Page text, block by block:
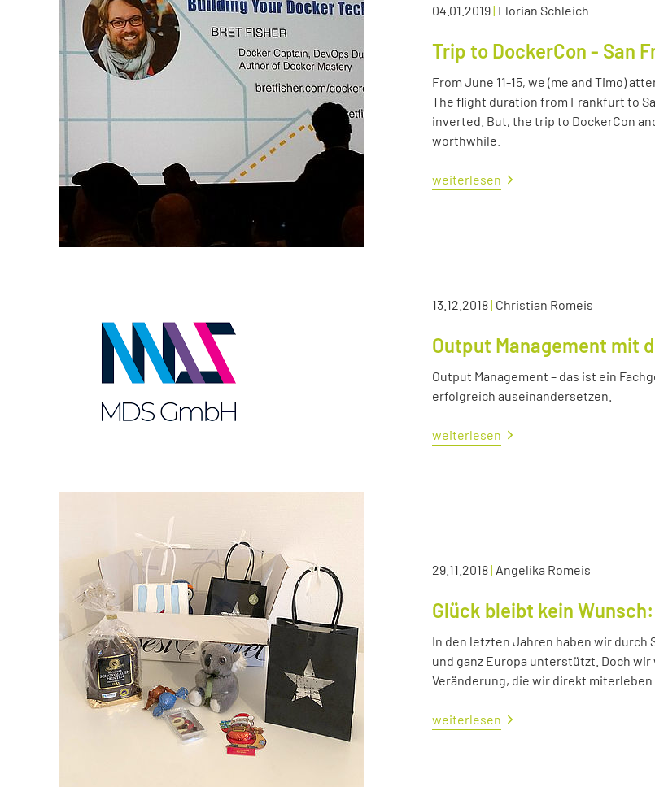
04.01.2019| Florian Schleich
Trip to DockerCon - San
From June 11-15, we (me and Timo)
The flight duration from Frankfurt to
inverted. But, the trip to DockerCon
worthwhile.
weiterlesen
13.12.2018| Christian Romeis
Output Management mit
Output Management – das ist ein
erfolgreich auseinandersetzen.
weiterlesen
29.11.2018| Angelika Romeis
Glück bleibt kein
In den letzten Jahren haben wir durch
und ganz Europa unterstützt. Doch
Veränderung, die wir direkt miterleben
weiterlesen